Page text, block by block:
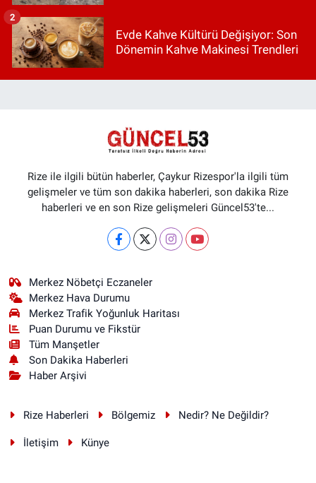
Evde Kahve Kültürü Değişiyor: Son
Dönemin Kahve Makinesi Trendleri
2
Rize ile ilgili bütün haberler, Çaykur Rizespor'la ilgili tüm
gelişmeler ve tüm son dakika haberleri, son dakika Rize
haberleri ve en son Rize gelişmeleri Güncel53'te...
Merkez Nöbetçi Eczaneler
Merkez Hava Durumu
Merkez Trafik Yoğunluk Haritası
Puan Durumu ve Fikstür
Tüm Manşetler
Son Dakika Haberleri
Haber Arşivi
Rize Haberleri Bölgemiz Nedir? Ne Değildir?
İletişim Künye